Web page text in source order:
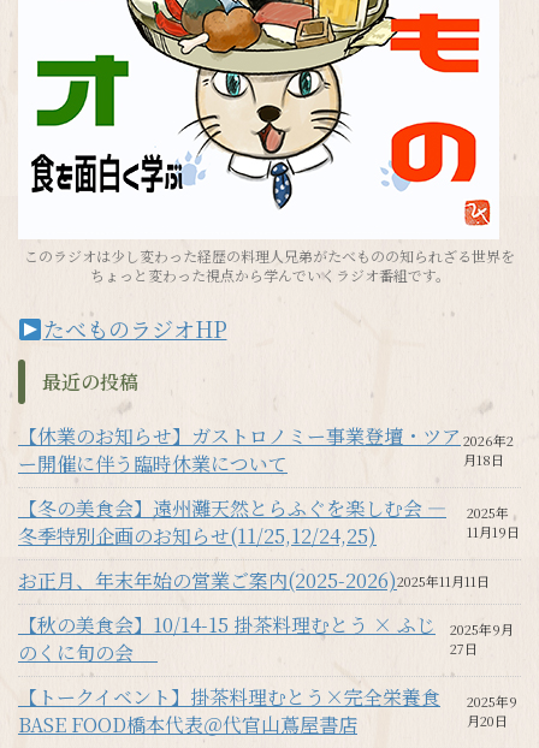
このラジオは少し変わった経歴の料理人兄弟がたべものの知られざる世界を
ちょっと変わった視点から学んでいくラジオ番組です。
たべものラジオHP
最近の投稿
【休業のお知らせ】ガストロノミー事業登壇・ツア
ー開催に伴う臨時休業について
2026年2
月18日
【冬の美食会】遠州灘天然とらふぐを楽しむ会 —
冬季特別企画のお知らせ(11/25,12/24,25)
2025年
11月19日
お正月、年末年始の営業ご案内(2025-2026)2025年11月11日
【秋の美食会】10/14-15 掛茶料理むとう × ふじ
のくに旬の会
2025年9月
27日
【トークイベント】掛茶料理むとう×完全栄養食
BASE FOOD橋本代表＠代官山蔦屋書店
2025年9
月20日